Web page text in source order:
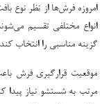
امروزه فرش‌ها از نظر نوع
انواع مختلفی تقسیم
گزینه مناسبی را انتخاب
موقعیت قرارگیری فرش
مرتب به شستشو نیاز پیدا